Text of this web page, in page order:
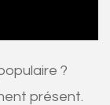
?
présent.